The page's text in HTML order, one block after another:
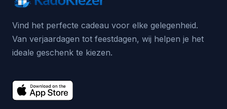
Vind het perfecte cadeau voor elke gelegenheid.
Van verjaardagen tot feestdagen, wij helpen je het
ideale geschenk te kiezen.